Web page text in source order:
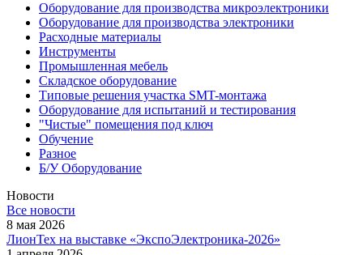
Оборудование для производства микроэлектроники
Оборудование для производства электроники
Расходные материалы
Инструменты
Промышленная мебель
Складское оборудование
Типовые решения участка SMT-монтажа
Оборудование для испытаний и тестирования
"Чистые" помещения под ключ
Обучение
Разное
Б/У Оборудование
Новости
Все новости
8 мая 2026
ЛионТех на выставке «ЭкспоЭлектроника-2026»